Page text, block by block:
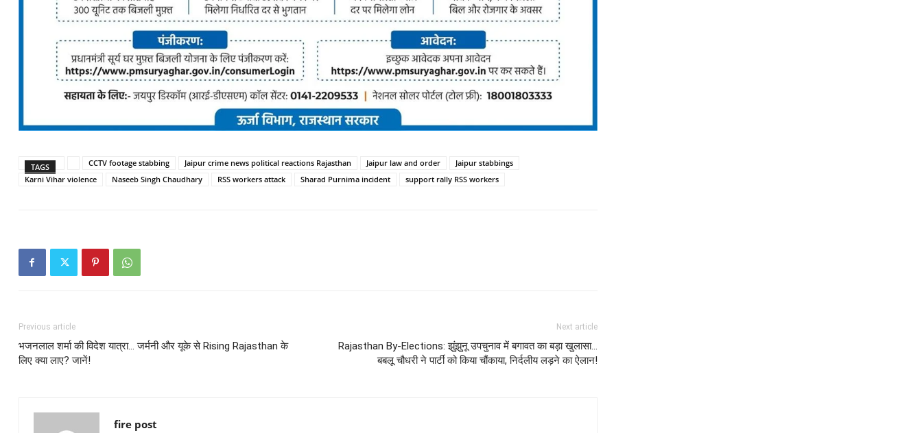
TAGS CCTV footage stabbing Jaipur crime news political reactions Rajasthan Jaipur law and order
Jaipur stabbings
Karni Vihar violence
Naseeb Singh Chaudhary RSS workers attack Sharad Purnima incident support rally RSS workers
Previous article
भजनलाल शर्मा की विदेश यात्रा… जर्मनी और यूके से Rising Rajasthan के
लिए क्या लाए? जानें!
Next article
Rajasthan By-Elections: झुंझुनू उपचुनाव में बगावत का बड़ा खुलासा…
बबलू चौधरी ने पार्टी को किया चौंकाया, निर्दलीय लड़ने का ऐलान!
fire post